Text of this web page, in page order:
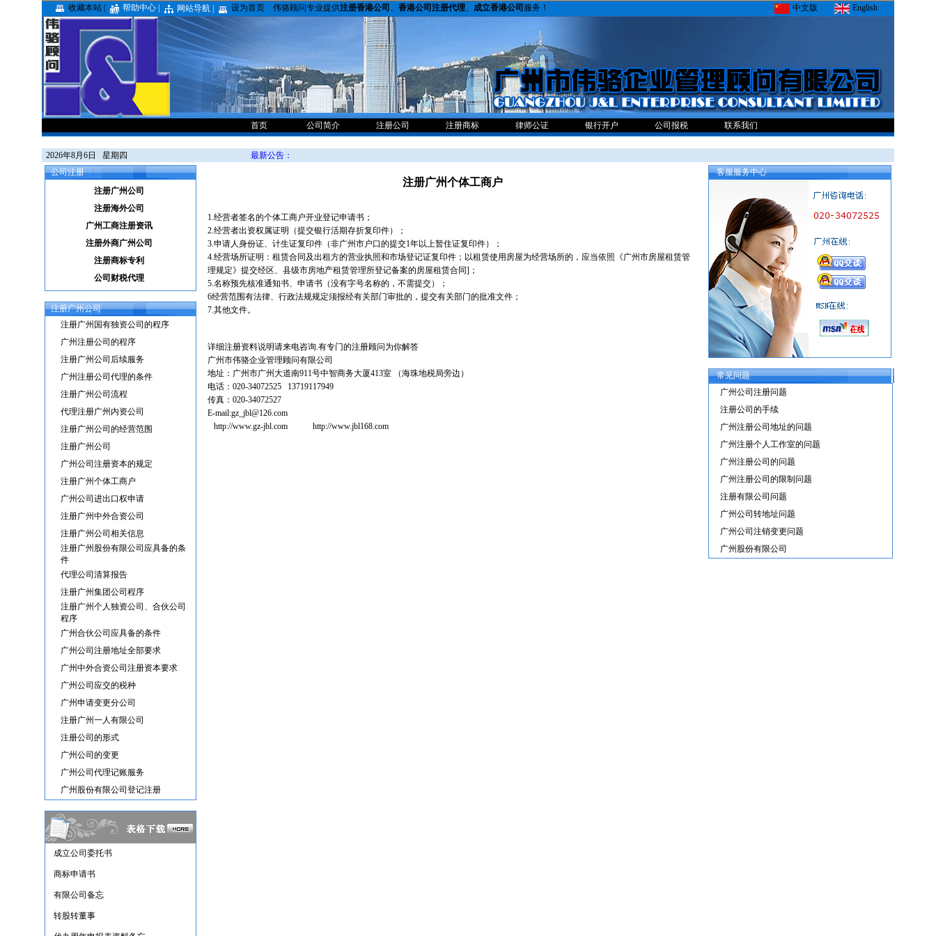
收藏本站 | 帮助中心 | 网站导航 | 设为首页 伟骆顾问专业提供注册香港公司 、 香港公司注册代理、 成立香港公司 服务！ 中文版 English
首页 公司简介 注册公司 注册商标 律师公证 银行开户 公司报税 联系我们
2026年8月6日 星期四
最新公告：
公司注册
注册广州公司
注册海外公司
广州工商注册资讯
注册外商广州公司
注册商标专利
公司财税代理
注册广州公司
注册广州国有独资公司的程序
广州注册公司的程序
注册广州公司后续服务
广州注册公司代理的条件
注册广州公司流程
代理注册广州内资公司
注册广州公司的经营范围
注册广州公司
广州公司注册资本的规定
注册广州个体工商户
广州公司进出口权申请
注册广州中外合资公司
注册广州公司相关信息
注册广州股份有限公司应具备的条
件
代理公司清算报告
注册广州集团公司程序
注册广州个人独资公司、合伙公司
程序
广州合伙公司应具备的条件
广州公司注册地址全部要求
广州中外合资公司注册资本要求
广州公司应交的税种
广州申请变更分公司
注册广州一人有限公司
注册公司的形式
广州公司的变更
广州公司代理记账服务
广州股份有限公司登记注册
成立公司委托书
商标申请书
有限公司备忘
转股转董事
注册广州个体工商户
1.经营者签名的个体工商户开业登记申请书；
2.经营者出资权属证明（提交银行活期存折复印件）；
3.申请人身份证、计生证复印件（非广州市户口的提交1年以上暂住证复印件）；
4.经营场所证明：租赁合同及出租方的营业执照和市场登记证复印件；以租赁使用房屋为经营场所的，应当依照《广州市房屋租赁管
理规定》提交经区、县级市房地产租赁管理所登记备案的房屋租赁合同]；
5.名称预先核准通知书、申请书（没有字号名称的，不需提交）；
6经营范围有法律、行政法规规定须报经有关部门审批的，提交有关部门的批准文件；
7.其他文件。
详细注册资料说明请来电咨询.有专门的注册顾问为你解答
广州市伟骆企业管理顾问有限公司
地址：广州市广州大道南911号中智商务大厦413室 （海珠地税局旁边）
电话：020-34072525 13719117949
传真：020-34072527
E-mail:gz_jbl@126.com
http://www.gz-jbl.com http://www.jbl168.com
客服服务中心
常见问题
广州公司注册问题
注册公司的手续
广州注册公司地址的问题
广州注册个人工作室的问题
广州注册公司的问题
广州注册公司的限制问题
注册有限公司问题
广州公司转地址问题
广州公司注销变更问题
广州股份有限公司